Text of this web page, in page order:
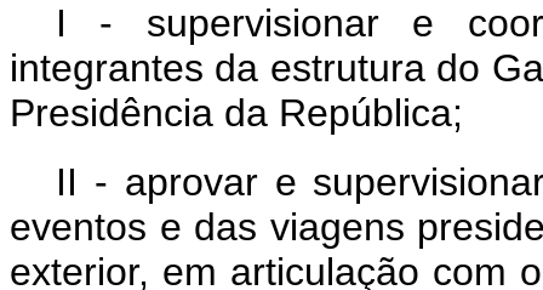
I - supervisionar e
integrantes da estrutura do
Presidência da República;
II - aprovar e
eventos e das viagens
exterior, em articulação com